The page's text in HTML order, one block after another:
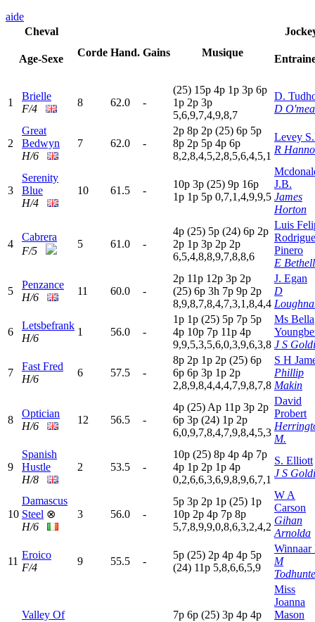
aide
Cheval
Age-Sexe
Corde Hand. Gains Musique
1
Brielle
F/4
8 62.0 -
(25) 15p 4p 1p 3p 6p
1p 2p 3p
5,6,9,7,4,9,8,7
D.
D
2
Great
Bedwyn
H/6
7 62.0 -
2p 8p 2p (25) 6p 5p
8p 2p 5p 4p 6p
8,2,8,4,5,2,8,5,6,4,5,1
Levey
R
3
Serenity
Blue
H/4
10 61.5 -
10p 3p (25) 9p 16p
1p 1p 5p 0,7,1,4,9,9,5
J.B.
James
Horton
4
Cabrera
F/5
5 61.0 -
4p (25) 5p (24) 6p 2p
2p 1p 3p 2p 2p
6,5,4,8,8,9,7,8,8,6
Luis
Pinero
E Bethell
5
Penzance
H/6
11 60.0 -
2p 11p 12p 3p 2p
(25) 6p 3h 7p 9p 2p
8,9,8,7,8,4,7,3,1,8,4,4
J. Egan
D
6
Letsbefrank
H/6
1 56.0 -
1p 1p (25) 5p 7p 5p
4p 10p 7p 11p 4p
9,9,5,3,5,6,0,3,9,6,3,8
Ms Bella
J S
7
Fast Fred
H/6
6 57.5 -
8p 2p 1p 2p (25) 6p
6p 6p 3p 1p 2p
2,8,9,8,4,4,4,7,9,8,7,8
S H
Phillip
Makin
8
Optician
H/6
12 56.5 -
4p (25) Ap 11p 3p 2p
6p 3p (24) 1p 2p
6,0,9,7,8,4,7,9,8,4,5,3
David
Probert
M.
9
Spanish
Hustle
H/8
2 53.5 -
10p (25) 8p 4p 4p 7p
4p 1p 2p 1p 4p
0,2,6,6,3,6,9,8,9,6,7,1
S. Elliott
J S
10
Damascus
Steel ⊗
H/6
3 56.0 -
5p 3p 2p 1p (25) 1p
10p 2p 4p 7p 8p
5,7,8,9,9,0,8,6,3,2,4,2
W A
Carson
Gihan
Arnolda
11
Eroico
F/4
9 55.5 -
5p (25) 2p 4p 4p 5p
(24) 11p 5,8,6,6,5,9
Winnaar
M
Valley Of
7p 6p (25) 3p 4p 4p
Miss
Joanna
Mason